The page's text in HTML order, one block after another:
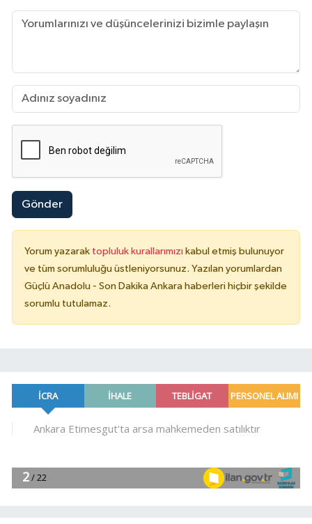
Gönder
Yorum yazarak topluluk kurallarımızı kabul etmiş bulunuyor
ve tüm sorumluluğu üstleniyorsunuz. Yazılan yorumlardan
Güçlü Anadolu - Son Dakika Ankara haberleri hiçbir şekilde
sorumlu tutulamaz.